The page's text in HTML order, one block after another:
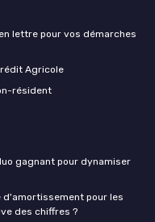
lettre pour vos démarches
Agricole
résident
gagnant pour dynamiser
d'amortissement pour les
des chiffres ?